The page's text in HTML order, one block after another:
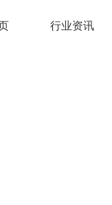
行业资讯